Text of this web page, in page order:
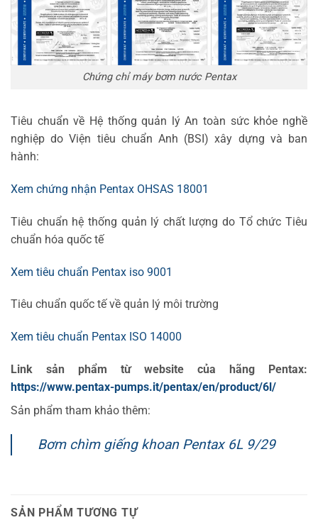
Chứng chỉ máy bơm nước Pentax
Tiêu chuẩn về Hệ thống quản lý An toàn sức khỏe nghề
nghiệp do Viện tiêu chuẩn Anh (BSI) xây dựng và ban
hành:
Xem chứng nhận Pentax OHSAS 18001
Tiêu chuẩn hệ thống quản lý chất lượng do Tổ chức Tiêu
chuẩn hóa quốc tế
Xem tiêu chuẩn Pentax iso 9001
Tiêu chuẩn quốc tế về quản lý môi trường
Xem tiêu chuẩn Pentax ISO 14000
Link sản phẩm từ website của hãng Pentax:
https://www.pentax-pumps.it/pentax/en/product/6l/
Sản phẩm tham khảo thêm:
Bơm chìm giếng khoan Pentax 6L 9/29
SẢN PHẨM TƯƠNG TỰ